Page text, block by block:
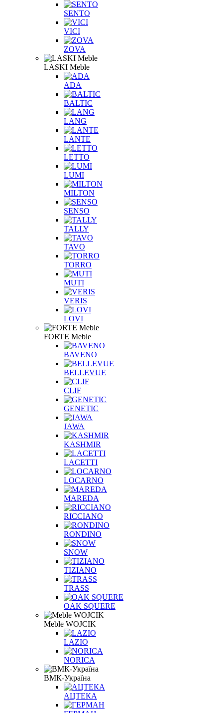
SENTO
VICI
ZOVA
LASKI Meble
ADA
BALTIC
LANG
LANTE
LETTO
LUMI
MILTON
SENSO
TALLY
TAVO
TORRO
MUTI
VERIS
LOVI
FORTE Meble
BAVENO
BELLEVUE
CLIF
GENETIC
JAWA
KASHMIR
LACETTI
LOCARNO
MAREDA
RICCIANO
RONDINO
SNOW
TIZIANO
TRASS
OAK SQUERE
Meble WOJCIK
LAZIO
NORICA
ВМК-Україна
АЦТЕКА